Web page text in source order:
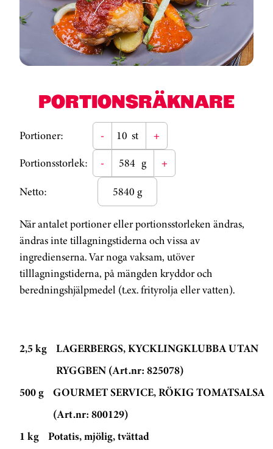
PORTIONSRÄKNARE
Portioner: - st
+
Portionsstorlek:
- g
+
Netto:
5840 g
När antalet portioner eller portionsstorleken ändras,
ändras inte tillagningstiderna och vissa av
ingredienserna. Var noga vaksam, utöver
tilllagningstiderna, på mängden kryddor och
beredningshjälpmedel (t.ex. frityrolja eller vatten).
2,5 kg
LAGERBERGS, KYCKLINGKLUBBA UTAN
RYGGBEN (Art.nr: 825078)
500 g
GOURMET SERVICE, RÖKIG TOMATSALSA
(Art.nr: 800129)
1 kg
Potatis, mjölig, tvättad